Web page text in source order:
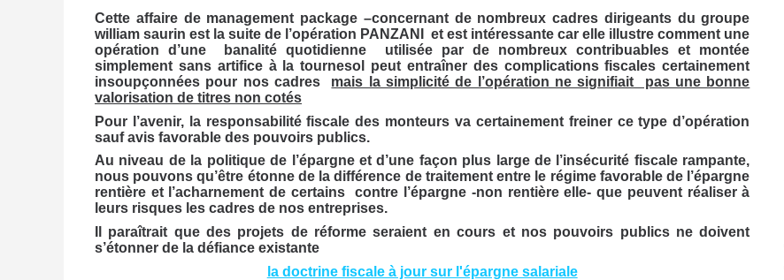
Cette affaire de management package –concernant de nombreux cadres dirigeants du groupe
william saurin est la suite de l’opération PANZANI et est intéressante car elle illustre comment une
opération d’une banalité quotidienne utilisée par de nombreux contribuables et montée
simplement sans artifice à la tournesol peut entraîner des complications fiscales certainement
insoupçonnées pour nos cadres mais la simplicité de l’opération ne signifiait pas une bonne
valorisation de titres non cotés
Pour l’avenir, la responsabilité fiscale des monteurs va certainement freiner ce type d’opération
sauf avis favorable des pouvoirs publics.
Au niveau de la politique de l’épargne et d’une façon plus large de l’insécurité fiscale rampante,
nous pouvons qu’être étonne de la différence de traitement entre le régime favorable de l’épargne
rentière et l’acharnement de certains contre l’épargne -non rentière elle- que peuvent réaliser à
leurs risques les cadres de nos entreprises.
Il paraîtrait que des projets de réforme seraient en cours et nos pouvoirs publics ne doivent
s’étonner de la défiance existante
la doctrine fiscale à jour sur l'épargne salariale